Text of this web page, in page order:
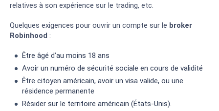
relatives à son expérience sur le trading, etc.
Quelques exigences pour ouvrir un compte sur le broker
Robinhood :
Être âgé d’au moins 18 ans
Avoir un numéro de sécurité sociale en cours de validité
Être citoyen américain, avoir un visa valide, ou une
résidence permanente
Résider sur le territoire américain (États-Unis).